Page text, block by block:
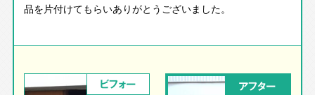
品を片付けてもらいありがとうございました。
ビフォー アフター